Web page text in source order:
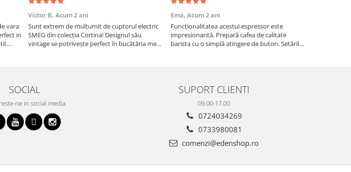
vara
in
Victor B, Acum 2 ani
Sunt extrem de mulțumit de cuptorul electric
SMEG din colecția Cortina! Designul său
vintage se potrivește perfect în bucătăria mea,
Ema, Acum 2 ani
Funcționalitatea acestui espressor este
impresionantă. Prepară cafea de calitate
barista cu o simplă atingere de buton. Setările
pentru a sa...
gospodărie!
SOCIAL
ne in social media
SUPORT CLIENTI
09.00-17.00
0724034269
0733980081
comenzi@edenshop.ro